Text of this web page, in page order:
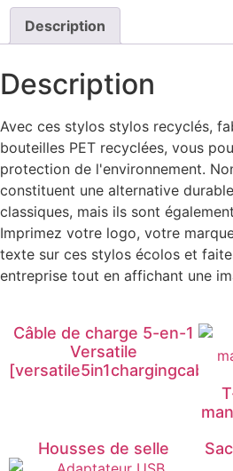
Description
Description
Avec ces stylos stylos recyclés,
bouteilles PET recyclées, vous
protection de l'environnement.
constituent une alternative
classiques, mais ils sont
Imprimez votre logo, votre
texte sur ces stylos écolos et
entreprise tout en affichant une
Câble de charge 5-en-1
Versatile
[versatile5in1chargingcable]
Housses de selle